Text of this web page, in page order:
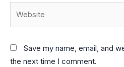
Save my name, email, and
the next time I comment.